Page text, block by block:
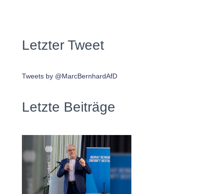
Letzter Tweet
Tweets by @MarcBernhardAfD
Letzte Beiträge